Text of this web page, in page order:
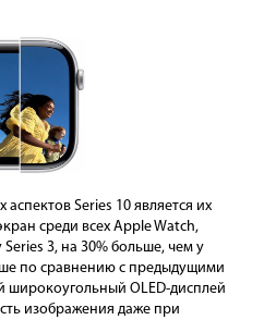
Series 10 является их
среди всех Apple Watch,
3, на 30% больше, чем у
по сравнению с предыдущими
широкоугольный OLED-дисплей
изображения даже при